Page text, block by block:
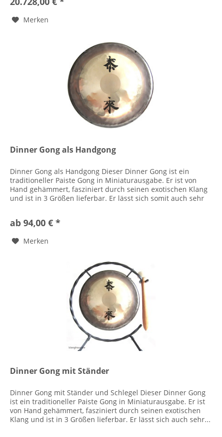
Merken
Dinner Gong als Handgong
Dinner Gong als Handgong Dieser Dinner Gong ist ein
traditioneller Paiste Gong in Miniaturausgabe. Er ist von
Hand gehämmert, fasziniert durch seinen exotischen Klang
und ist in 3 Größen lieferbar. Er lässt sich somit auch sehr
ab 94,00 € *
Merken
Dinner Gong mit Ständer
Dinner Gong mit Ständer und Schlegel Dieser Dinner Gong
ist ein traditioneller Paiste Gong in Miniaturausgabe. Er ist
von Hand gehämmert, fasziniert durch seinen exotischen
Klang und ist in 3 Größen lieferbar. Er lässt sich auch sehr...